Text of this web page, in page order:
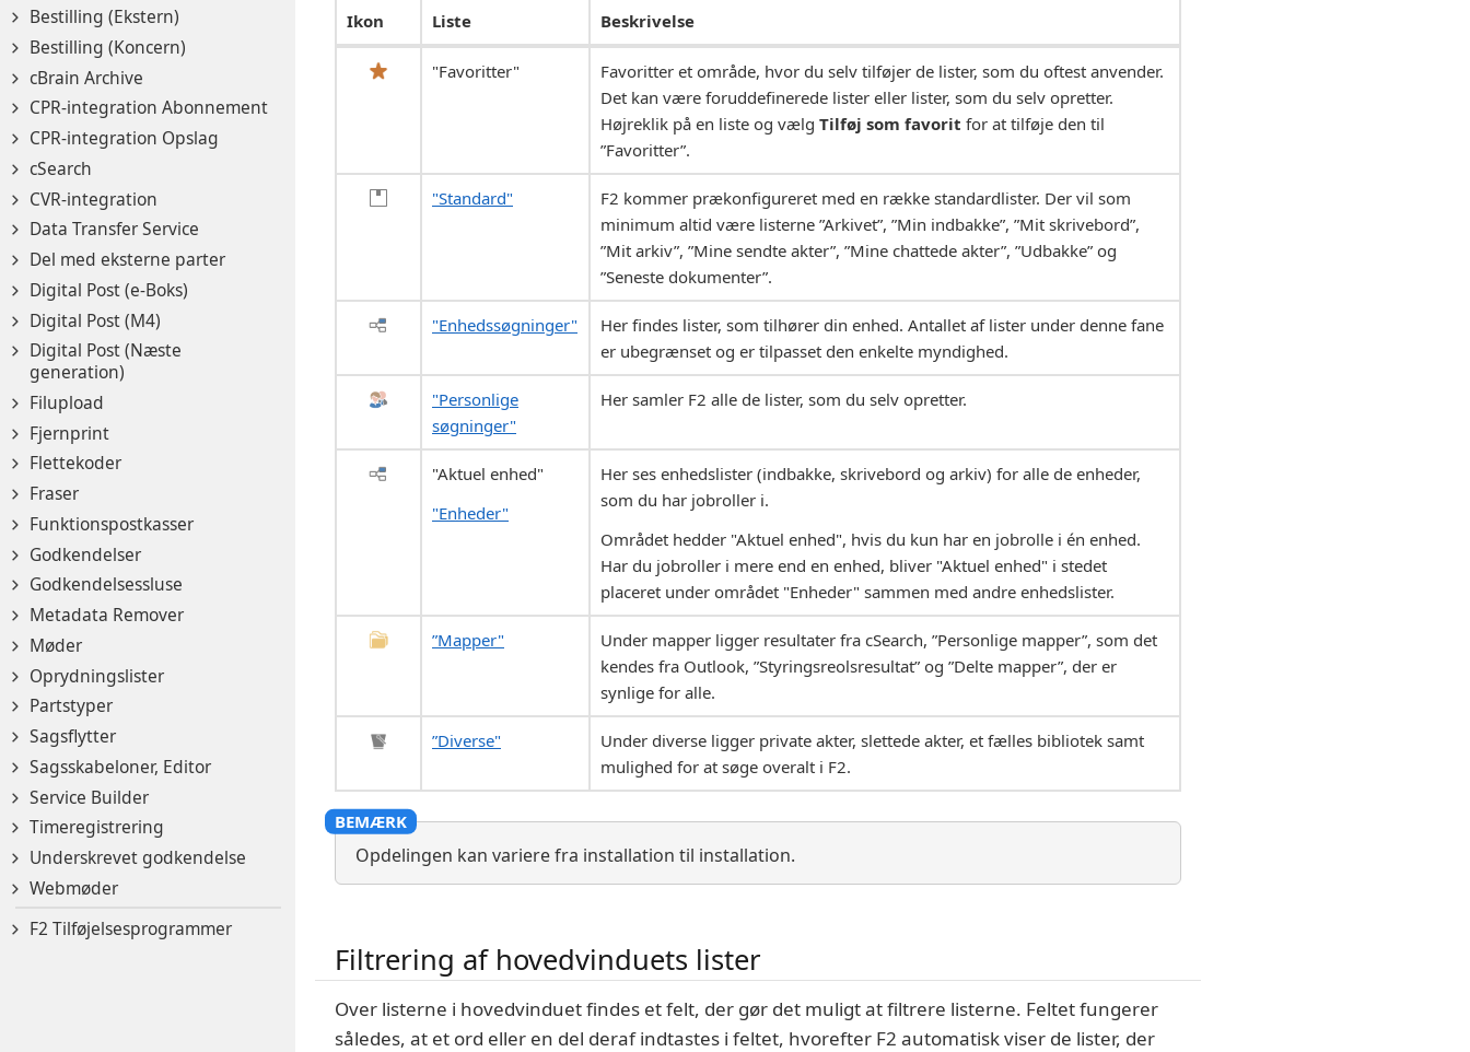
Bestilling (Ekstern)
Bestilling (Koncern)
cBrain Archive
CPR-integration Abonnement
CPR-integration Opslag
cSearch
CVR-integration
Data Transfer Service
Del med eksterne parter
Digital Post (e-Boks)
Digital Post (M4)
Digital Post (Næste
generation)
Filupload
Fjernprint
Flettekoder
Fraser
Funktionspostkasser
Godkendelser
Godkendelsessluse
Metadata Remover
Møder
Oprydningslister
Partstyper
Sagsflytter
Sagsskabeloner, Editor
Service Builder
Timeregistrering
Underskrevet godkendelse
Webmøder
F2 Tilføjelsesprogrammer
Ikon Liste Beskrivelse
"Favoritter"
Favoritter et område, hvor du selv tilføjer de lister, som du oftest anvender.
Det kan være foruddefinerede lister eller lister, som du selv opretter.
Højreklik på en liste og vælg Tilføj som favorit for at tilføje den til
”Favoritter”.
"Standard"
F2 kommer prækonfigureret med en række standardlister. Der vil som
minimum altid være listerne ”Arkivet”, ”Min indbakke”, ”Mit skrivebord”,
”Mit arkiv”, ”Mine sendte akter”, ”Mine chattede akter”, ”Udbakke” og
”Seneste dokumenter”.
"Enhedssøgninger"
Her findes lister, som tilhører din enhed. Antallet af lister under denne fane
er ubegrænset og er tilpasset den enkelte myndighed.
"Personlige
søgninger"
Her samler F2 alle de lister, som du selv opretter.
"Aktuel enhed"
"Enheder"
Her ses enhedslister (indbakke, skrivebord og arkiv) for alle de enheder,
som du har jobroller i.
Området hedder "Aktuel enhed", hvis du kun har en jobrolle i én enhed.
Har du jobroller i mere end en enhed, bliver "Aktuel enhed" i stedet
placeret under området "Enheder" sammen med andre enhedslister.
”Mapper"
Under mapper ligger resultater fra cSearch, ”Personlige mapper”, som det
kendes fra Outlook, ”Styringsreolsresultat” og ”Delte mapper”, der er
synlige for alle.
”Diverse"
Under diverse ligger private akter, slettede akter, et fælles bibliotek samt
mulighed for at søge overalt i F2.
Opdelingen kan variere fra installation til installation.
Filtrering af hovedvinduets lister
Over listerne i hovedvinduet findes et felt, der gør det muligt at filtrere listerne. Feltet fungerer
således, at et ord eller en del deraf indtastes i feltet, hvorefter F2 automatisk viser de lister, der